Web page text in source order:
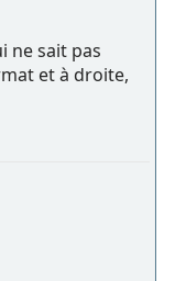
ne sait pas
et à droite,